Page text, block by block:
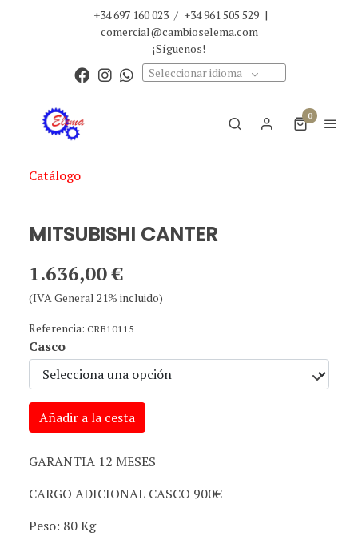
+34 697 160 023 / +34 961 505 529 |
comercial@cambioselema.com
¡Síguenos!
Seleccionar idioma
0
Catálogo
MITSUBISHI CANTER
1.636,00 €
(IVA General 21% incluido)
Referencia: CRB10115
Casco
Añadir a la cesta
GARANTIA 12 MESES
CARGO ADICIONAL CASCO 900€
Peso: 80 Kg